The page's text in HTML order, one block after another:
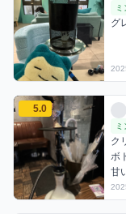
ミ
グ
れれれのココナッ
5.0 れ
利
ミ
コ
ク
ボ
甘
評